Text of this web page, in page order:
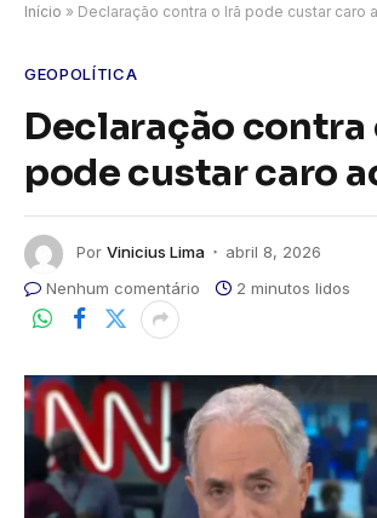
Início » Declaração contra o Irã pode custar caro
GEOPOLÍTICA
Declaração contra
pode custar caro
Por Vinicius Lima
abril 8, 2026
Nenhum comentário
2 minutos lidos